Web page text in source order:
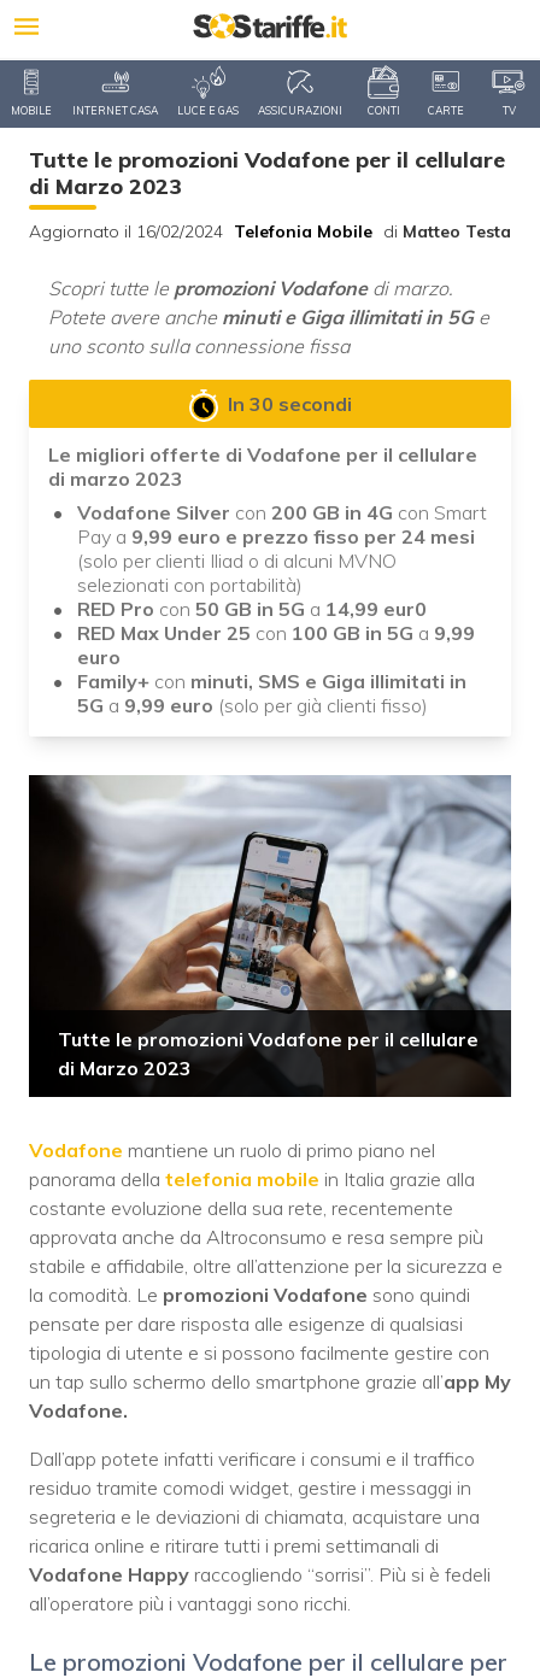
MOBILE INTERNET CASA LUCE E GAS ASSICURAZIONI CONTI CARTE TV
Tutte le promozioni Vodafone per il cellulare
di Marzo 2023
Aggiornato il 16/02/2024 Telefonia Mobile di Matteo Testa
Scopri tutte le promozioni Vodafonedi marzo.
Potete avere anche minuti e Giga illimitati in 5Ge
uno sconto sulla connessione fissa
In 30 secondi
Le migliori offerte di Vodafone per il cellulare
di marzo 2023
Vodafone Silver con 200 GB in 4G con Smart
Pay a 9,99 euro e prezzo fisso per 24 mesi
(solo per clienti Iliad o di alcuni MVNO
selezionati con portabilità)
RED Pro con 50 GB in 5G a 14,99 eur0
RED Max Under 25 con 100 GB in 5G a 9,99
euro
Family+ con minuti, SMS e Giga illimitati in
5G a 9,99 euro (solo per già clienti fisso)
Tutte le promozioni Vodafone per il cellulare
di Marzo 2023
Vodafone mantiene un ruolo di primo piano nel
panorama della telefonia mobile in Italia grazie alla
costante evoluzione della sua rete, recentemente
approvata anche da Altroconsumo e resa sempre più
stabile e affidabile, oltre all’attenzione per la sicurezza e
la comodità. Le promozioni Vodafone sono quindi
pensate per dare risposta alle esigenze di qualsiasi
tipologia di utente e si possono facilmente gestire con
un tap sullo schermo dello smartphone grazie all’app My
Vodafone.
Dall’app potete infatti verificare i consumi e il traffico
residuo tramite comodi widget, gestire i messaggi in
segreteria e le deviazioni di chiamata, acquistare una
ricarica online e ritirare tutti i premi settimanali di
Vodafone Happy raccogliendo “sorrisi”. Più si è fedeli
all’operatore più i vantaggi sono ricchi.
Le promozioni Vodafone per il cellulare per